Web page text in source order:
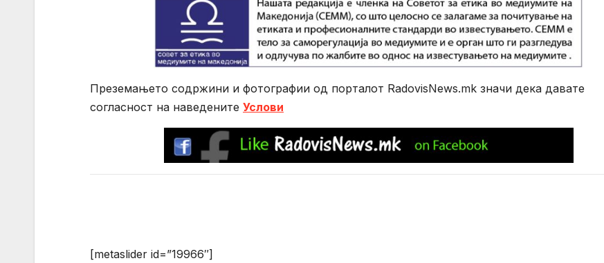
Преземањето содржини и фотографии од порталот RadovisNews.mk значи дека давате
согласност на нaведените Услови
[metaslider id=”19966″]